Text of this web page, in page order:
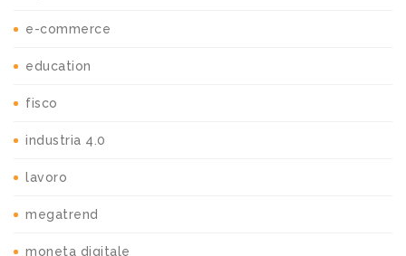
e-commerce
education
fisco
industria 4.0
lavoro
megatrend
moneta digitale